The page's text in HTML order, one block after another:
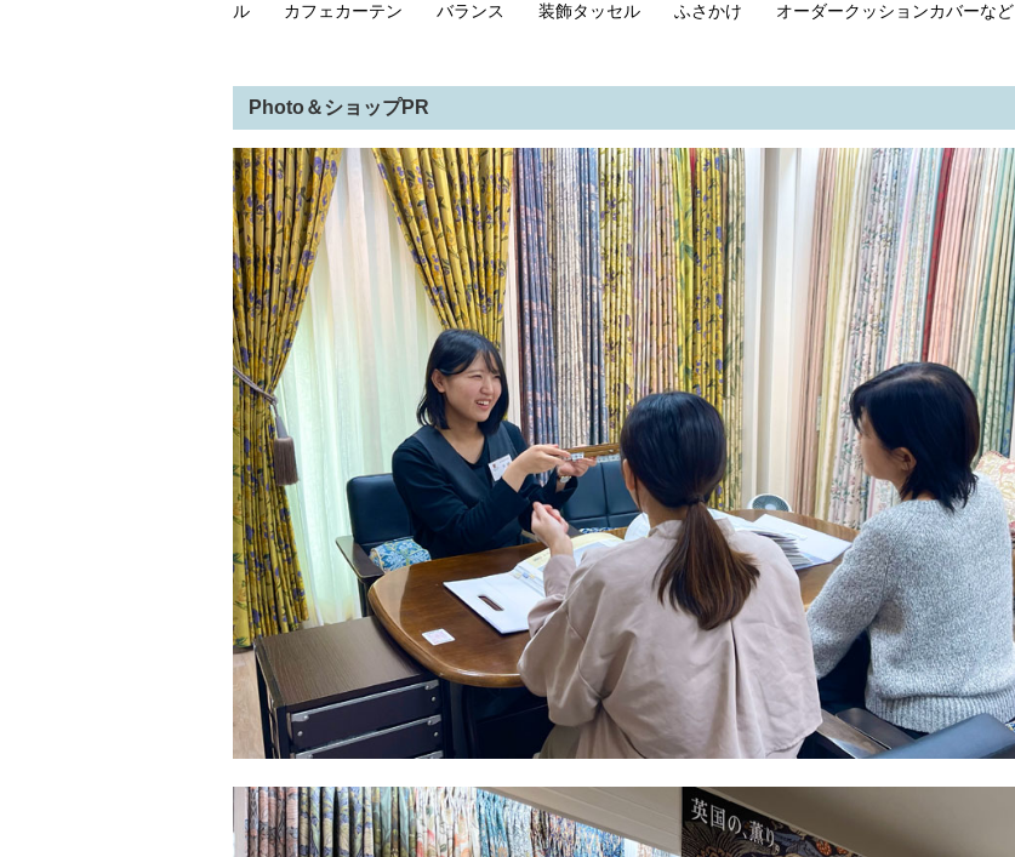
ル カフェカーテン バランス 装飾タッセル ふさかけ オーダークッションカバーなど
Photo＆ショップPR